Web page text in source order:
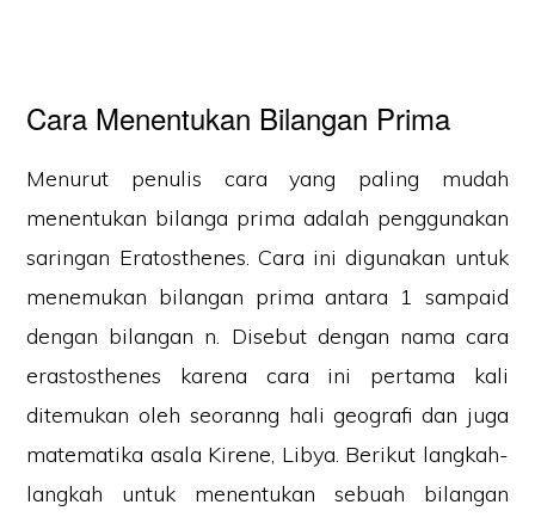
Cara Menentukan Bilangan Prima
Menurut penulis cara yang paling mudah
menentukan bilanga prima adalah penggunakan
saringan Eratosthenes. Cara ini digunakan untuk
menemukan bilangan prima antara 1 sampaid
dengan bilangan n. Disebut dengan nama cara
erastosthenes karena cara ini pertama kali
ditemukan oleh seoranng hali geografi dan juga
matematika asala Kirene, Libya. Berikut langkah-
langkah untuk menentukan sebuah bilangan